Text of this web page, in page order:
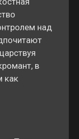
над
в
как